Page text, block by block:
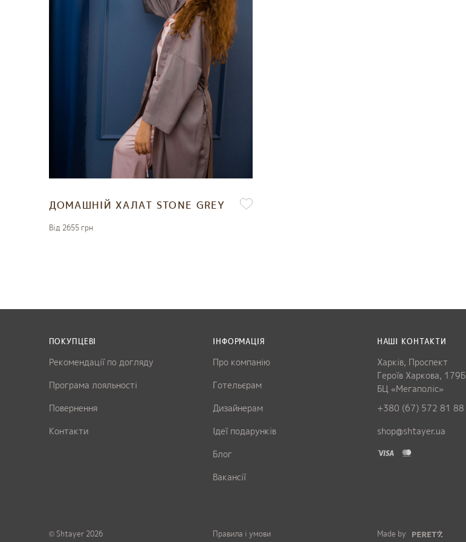
ДОМАШНІЙ ХАЛАТ STONE GREY
Вiд 2655 грн
ПОКУПЦЕВІ
Рекомендації по догляду
Програма лояльності
Повернення
Контакти
ІНФОРМАЦІЯ
Про компанію
Готельєрам
Дизайнерам
Ідеї подарунків
Блог
Вакансії
НАШІ КОНТАКТИ
Харків, Проспект
Героїв Харкова, 179Б
БЦ «Мегаполіс»
+380 (67) 572 81 88
shop@shtayer.ua
© Shtayer 2026 Правила і умови Made by